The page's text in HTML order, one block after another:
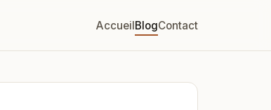
AccueilBlogContact